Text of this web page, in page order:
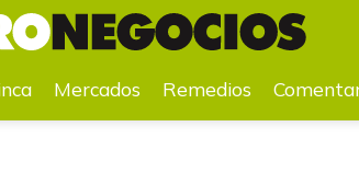
últimos 12 meses
Mercados Remedios